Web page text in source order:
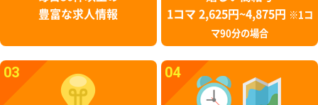
豊富な求人情報
1コマ 2,625円~4,875円
※1コ
マ90分の場合
03 04